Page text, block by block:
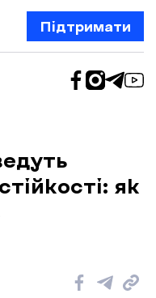
Підтримати
як